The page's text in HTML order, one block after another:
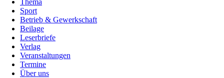
Thema
Sport
Betrieb & Gewerkschaft
Beilage
Leserbriefe
Verlag
Veranstaltungen
Termine
Über uns